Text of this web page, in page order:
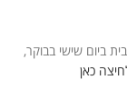
ביום שישי בבוקר,
כאן